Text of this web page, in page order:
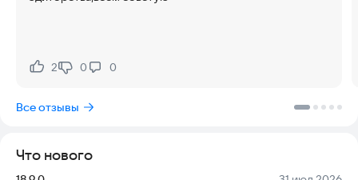
Расширенный видеоредактор
Создавайте плавное замедленное видео с помощью
Добавляйте слои фото и видео поверх основного ролика
(картинка в картинке).
Нравится:
2Не нравится:
0 0
Все отзывы
Что нового